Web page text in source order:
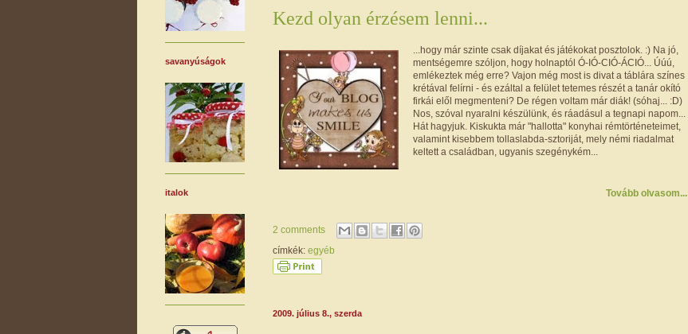
Kezd olyan érzésem lenni...
...hogy már szinte csak díjakat és játékokat posztolok. :) Na jó,
mentségemre szóljon, hogy holnaptól Ó-IÓ-CIÓ-ÁCIÓ... Úúú,
emlékeztek még erre? Vajon még most is divat a táblára színes
krétával felírni - és ezáltal a felület tetemes részét a tanár okító
firkái elől megmenteni? De régen voltam már diák! (sóhaj... :D)
Nos, szóval nyaralni készülünk, és ráadásul a tegnapi napom...
Hát hagyjuk. Kiskukta már "hallotta" konyhai rémtörténeteimet,
valamint kisebbem tollaslabda-sztoriját, mely némi riadalmat
keltett a családban, ugyanis szegénykém...
Tovább olvasom...
2 comments
címkék: egyéb
2009. július 8., szerda
savanyúságok
italok